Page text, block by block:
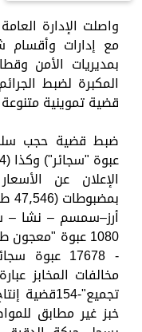
واصلت الإدارة
مع إدارات وأقسام
بمديريات الأمن
قضية تموينية
الإعلان عن
أرز–سمسم – نشا